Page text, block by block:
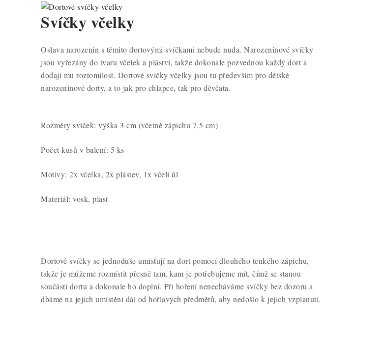
Svíčky včelky
Oslava narozenin s těmito dortovými svíčkami nebude nuda. Narozeninové svíčky
jsou vyřezány do tvaru včelek a pláství, takže dokonale pozvednou každý dort a
dodají mu roztomilost. Dortové svíčky včelky jsou tu především pro dětské
narozeninové dorty, a to jak pro chlapce, tak pro děvčata.
Rozměry svíček: výška 3 cm (včetně zápichu 7,5 cm)
Počet kusů v balení: 5 ks
Motivy: 2x včelka, 2x plástev, 1x včelí úl
Materiál: vosk, plast
Dortové svíčky se jednoduše umísťují na dort pomocí dlouhého tenkého zápichu,
takže je můžeme rozmístit přesně tam, kam je potřebujeme mít, čímž se stanou
součástí dortu a dokonale ho doplní. Při hoření nenecháváme svíčky bez dozoru a
dbáme na jejich umístění dál od hořlavých předmětů, aby nedošlo k jejich vzplanutí.